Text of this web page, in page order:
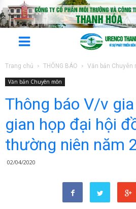
Trang chủ THÔNG BÁO Văn bản Chuyên
Văn bản Chuyên môn
Thông báo V/v
gian họp đại hội
thường niên năm
02/04/2020